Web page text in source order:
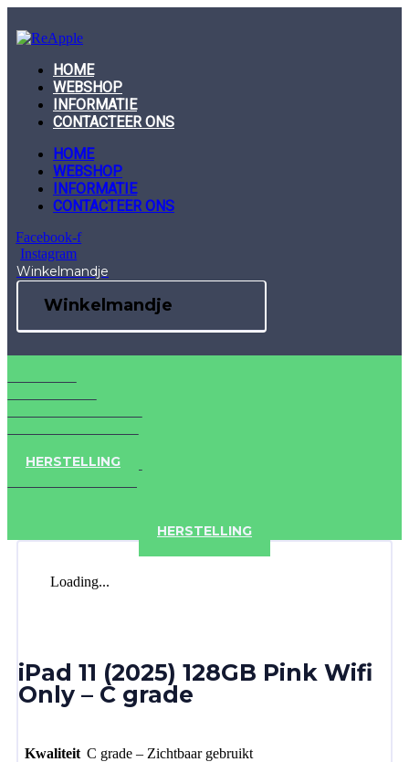
to
content
HOME
WEBSHOP
INFORMATIE
CONTACTEER ONS
HOME
WEBSHOP
INFORMATIE
CONTACTEER ONS
Facebook-f
Instagram
Winkelmandje
Winkelmandje
HERSTELLING
HERSTELLING
Loading...
iPad 11 (2025) 128GB Pink Wifi
Only – C grade
Kwaliteit C grade – Zichtbaar gebruikt